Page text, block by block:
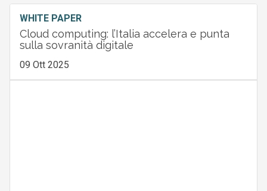
WHITE PAPER
Cloud computing: l’Italia accelera e punta
sulla sovranità digitale
09 Ott 2025